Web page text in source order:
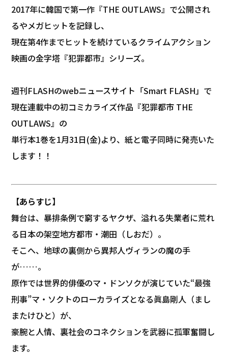
2017年に韓国で第一作『THE OUTLAWS』で公開され
るやメガヒットを記録し、
現在第4作までヒットを続けているクライムアクション
映画の金字塔『犯罪都市』シリーズ。
週刊FLASHのwebニュースサイト「Smart FLASH」で
現在連載中の初コミカライズ作品『犯罪都市 THE
OUTLAWS』の
単行本1巻を1月31日(金)より、紙と電子同時に発売いた
します！！
【あらすじ】
舞台は、暴排条例で窮するヤクザ、溢れる失業者に荒れ
る日本の架空地方都市‧潮田（しおだ）。
そこへ、地球の裏側から異邦人ヴィランの魔の手
が……。
原作では世界的俳優のマ‧ドンソクが演じていた“最強
刑事”マ‧ソクトのローカライズとなる眞島剛人（まし
またけひと）が、
豪腕と人情、裏社会のコネクションを武器に孤軍奮闘し
ます。